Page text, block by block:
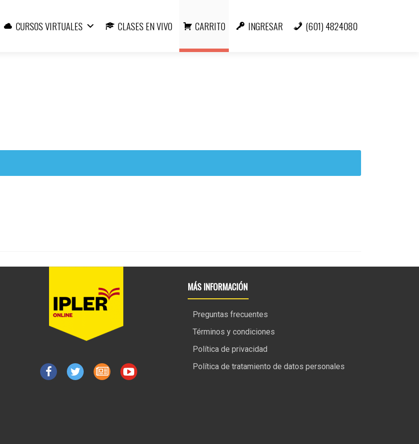
contenidoCURSOS VIRTUALES CLASES EN VIVO CARRITO INGRESAR (601) 4824080
MÁS INFORMACIÓN
Preguntas frecuentes
Términos y condiciones
Política de privacidad
Política de tratamiento de datos personales